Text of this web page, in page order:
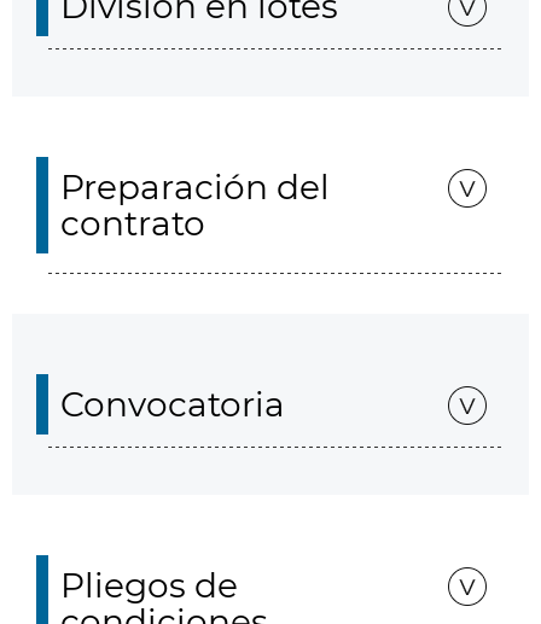
Preparación del
contrato
Convocatoria
Pliegos de